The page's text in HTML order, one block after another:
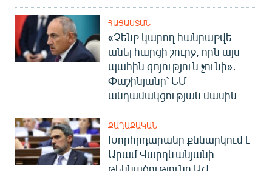
ՀԱՅԱՍՏԱՆ
«Չենք կարող հանրաքվե
անել հարցի շուրջ, որն այս
պահին գոյություն չունի»․
Փաշինյանը՝ ԵՄ
անդամակցության մասին
ՔԱՂԱՔԱԿԱՆ
Խորհրդարանը քննարկում է
Արամ Վարդևանյանի
թեկնածությունը ԱԺ